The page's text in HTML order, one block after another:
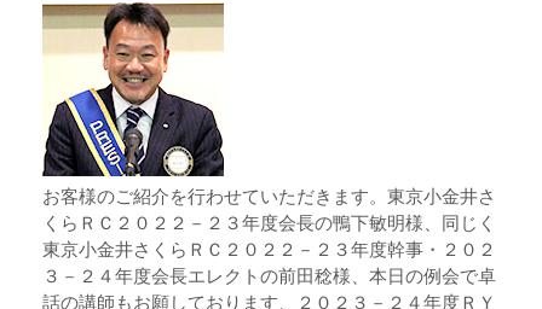
お客様のご紹介を行わせていただきます。東京小金井さ
くらＲＣ２０２２－２３年度会長の鴨下敏明様、同じく
東京小金井さくらＲＣ２０２２－２３年度幹事・２０２
３－２４年度会長エレクトの前田稔様、本日の例会で卓
話の講師もお願しております、２０２３－２４年度ＲＹ